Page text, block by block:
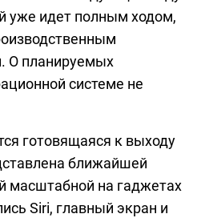
уже идет полным ходом,
О планируемых
системе не
готовящаяся к выходу
ближайшей
масштабной на гаджетах
Siri, главный экран и